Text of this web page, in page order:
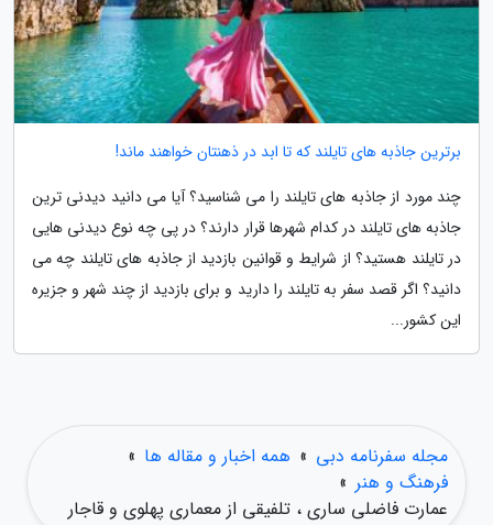
برترین جاذبه های تایلند که تا ابد در ذهنتان خواهند ماند!
چند مورد از جاذبه های تایلند را می شناسید؟ آیا می دانید دیدنی ترین
جاذبه های تایلند در کدام شهرها قرار دارند؟ در پی چه نوع دیدنی هایی
در تایلند هستید؟ از شرایط و قوانین بازدید از جاذبه های تایلند چه می
دانید؟ اگر قصد سفر به تایلند را دارید و برای بازدید از چند شهر و جزیره
این کشور...
مجله سفرنامه دبی » همه اخبار و مقاله ها »
فرهنگ و هنر »
عمارت فاضلی ساری ، تلفیقی از معماری پهلوی و قاجار